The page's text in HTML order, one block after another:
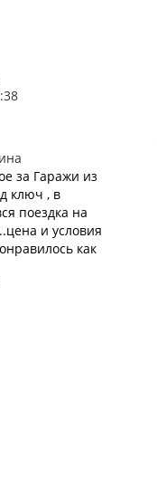
за Гаражи из
ключ , в
поездка на
и условия
как